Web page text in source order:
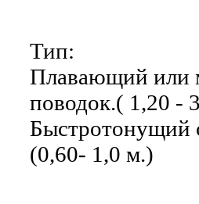
Тип:
Плавающий или
поводок.( 1,20 -
Быстротонущий
(0,60- 1,0 м.)